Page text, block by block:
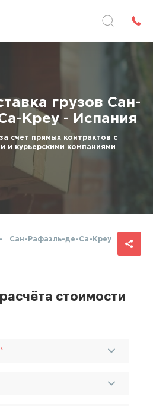
грузов Сан-
Креу - Испания
счет прямых контрактов с
и курьерскими компаниями
Сан-Рафаэль-де-Са-Креу
стоимости
*